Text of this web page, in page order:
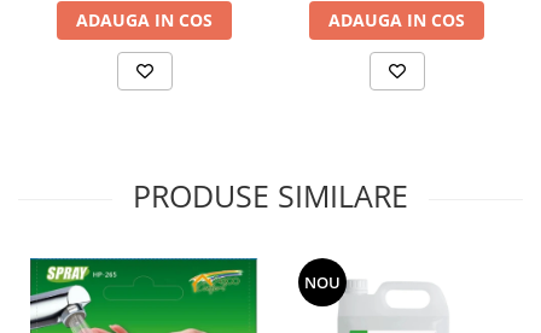
ADAUGA IN COS ADAUGA IN COS
PRODUSE SIMILARE
NOU